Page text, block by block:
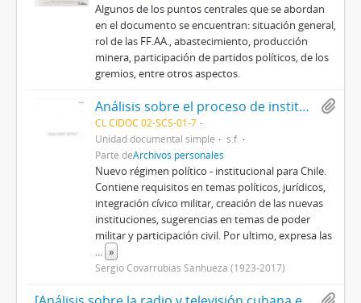
Algunos de los puntos centrales que se abordan
en el documento se encuentran: situación general,
rol de las FF.AA., abastecimiento, producción
minera, participación de partidos políticos, de los
gremios, entre otros aspectos.
Análisis sobre el proceso de institucionalización del país, y proposición de un posible plan o formula al respecto.
CL CIDOC 02-SCS-01-7
Unidad documental simple
s.f.
Parte deArchivos personales
Nuevo régimen político - institucional para Chile.
Contiene requisitos en temas políticos, jurídicos,
integración cívico militar, creación de las nuevas
instituciones, sugerencias en temas de poder
militar y participación civil. Por ultimo, expresa las
... »
Sergio Covarrubias Sanhueza (1923-2017)